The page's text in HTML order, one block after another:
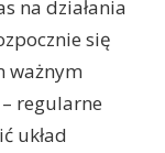
na działania
się
ważnym
regularne
układ